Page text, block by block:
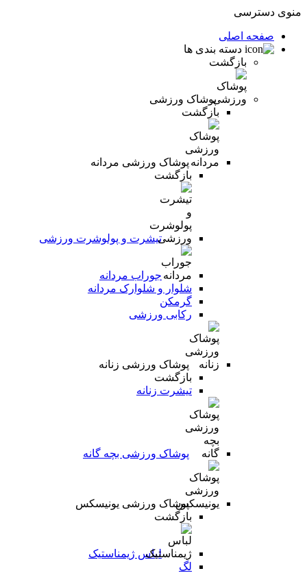
منوی دسترسی
صفحه اصلی
دسته بندی ها
بازگشت
پوشاک ورزشی
بازگشت
پوشاک ورزشی مردانه
بازگشت
تیشرت و پولوشرت ورزشی
جوراب مردانه
شلوار و شلوارک مردانه
گرمکن
رکابی ورزشی
پوشاک ورزشی زنانه
بازگشت
تیشرت زنانه
پوشاک ورزشی بچه گانه
پوشاک ورزشی یونیسکس
بازگشت
لباس ژیمناستیک
لگ